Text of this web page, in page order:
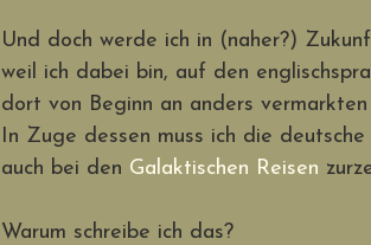
Und doch werde ich in (naher?)
weil ich dabei bin, auf den
dort von Beginn an anders vermarkten
In Zuge dessen muss ich die
auch bei den Galaktischen Reisen
Warum schreibe ich das?